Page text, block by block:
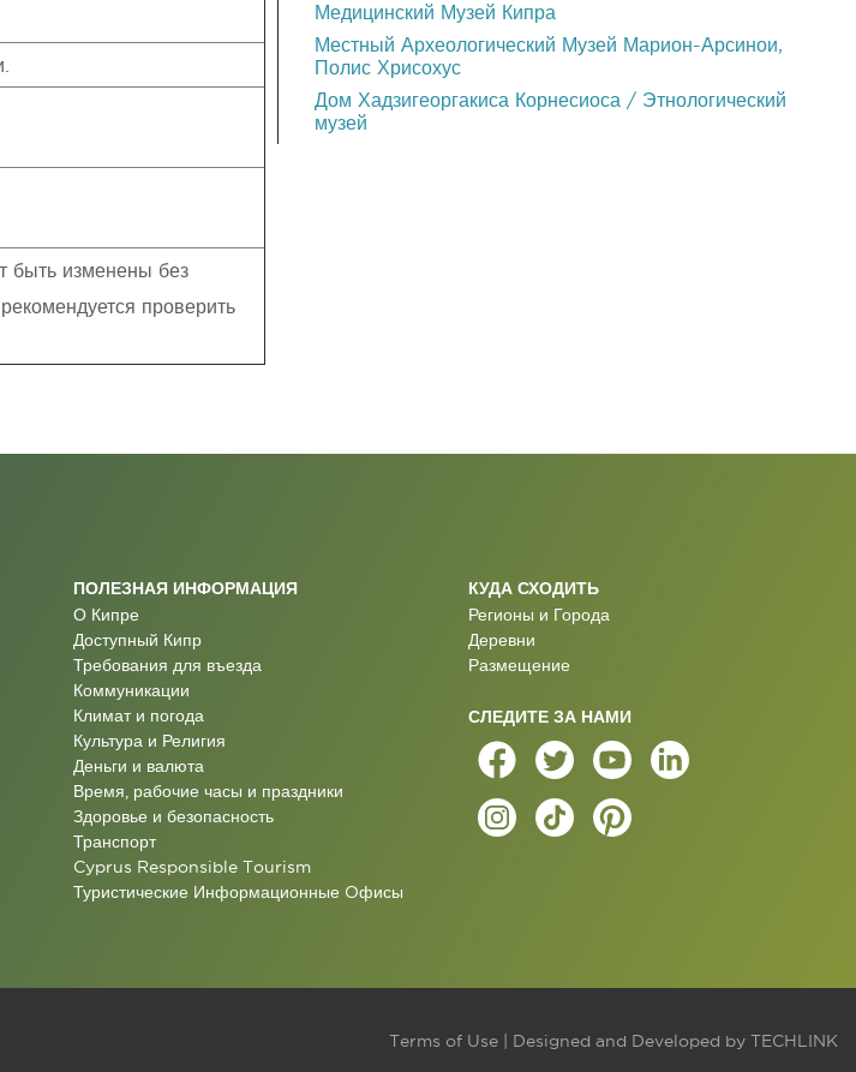
быть изменены без
проверить
Медицинский Музей Кипра
Местный Археологический Музей Марион-Арсинои,
Полис Хрисохус
Дом Хадзигеоргакиса Корнесиоса / Этнологический
музей
ПОЛЕЗНАЯ ИНФОРМАЦИЯ
О Кипре
Доступный Кипр
Требования для въезда
Коммуникации
Климат и погода
Культура и Религия
Деньги и валюта
Время, рабочие часы и праздники
Здоровье и безопасность
Транспорт
Cyprus Responsible Tourism
Туристические Информационные Oфисы
КУДА СХОДИТЬ
Регионы и Города
Деревни
Размещение
СЛЕДИТЕ ЗА НАМИ
Terms of Use | Designed and Developed by TECHLINK